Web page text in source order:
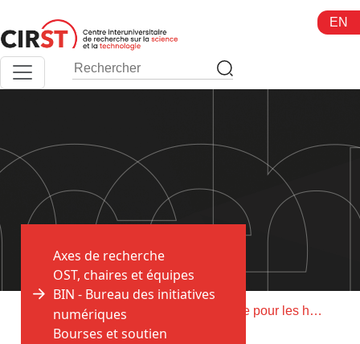
au
contenu
EN
Accueil > BIN > Guide méthodologique pour les humanités numériques
Axes de recherche
OST, chaires et équipes
BIN - Bureau des initiatives
numériques
Bourses et soutien